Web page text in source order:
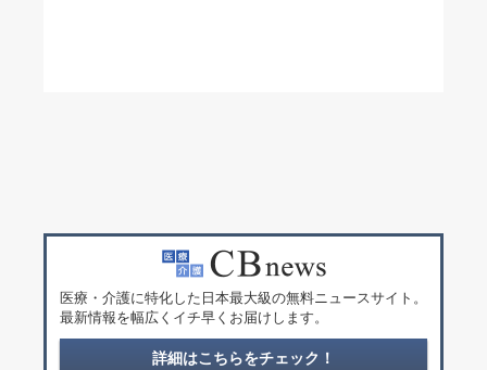
医療・介護に特化した日本最大級の無料ニュースサイト。
最新情報を幅広くイチ早くお届けします。
詳細はこちらをチェック！